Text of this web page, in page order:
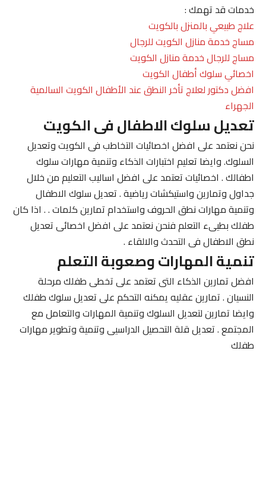
خدمات قد تهمك :
علاج طبيعي بالمنزل بالكويت
مساج خدمة منازل الكويت للرجال
مساج للرجال خدمة منازل الكويت
اخصائي سلوك أطفال الكويت
افضل دكتور لعلاج تأخر النطق عند الأطفال الكويت السالمية
الجهراء
تعديل سلوك الاطفال فى الكويت
نحن نعتمد على افضل اخصائيات التخاطب فى الكويت وتعديل
السلوك. وايضا تعليم اختبارات الذكاء وتنمية مهارات سلوك
اطفالك . اخصائيات تعتمد على افضل اساليب التعليم من خلال
جداول وتمارين واستيكشات رياضية . تعديل سلوك الاطفال
وتنمية مهارات نطق الحروف واستخدام تمارين كلمات . . اذا كان
طفلك بطيىء التعلم فنحن نعتمد على افضل اخصائى تعديل
نطق الاطفال فى التحدث والالقاء .
تنمية المهارات وصعوبة التعلم
افضل تمارين الذكاء التى تعتمد على تخطى طفلك مرحلة
النسيان . تمارين عقليه يمكنه التحكم على تعديل سلوك طفلك
وايضا تمارين لتعديل السلوك وتنمية المهارات والتعامل مع
المجتمع . تعديل قلة التحصيل الدراسيى وتنمية وتطوير مهارات
طفلك